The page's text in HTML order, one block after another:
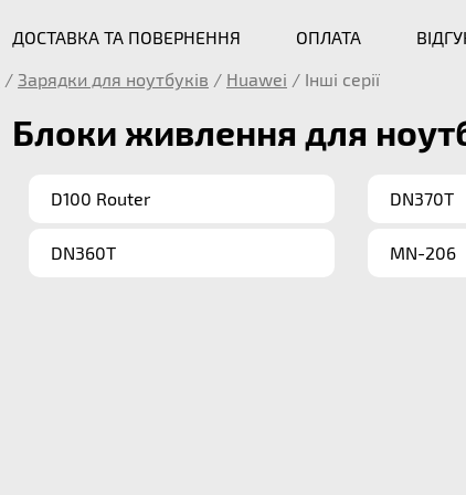
ДОСТАВКА ТА ПОВЕРНЕННЯ ОПЛАТА
/ Зарядки для ноутбуків / Huawei / Інші серії
Блоки живлення для
D100 Router
DN360T
DN370T
MN-206